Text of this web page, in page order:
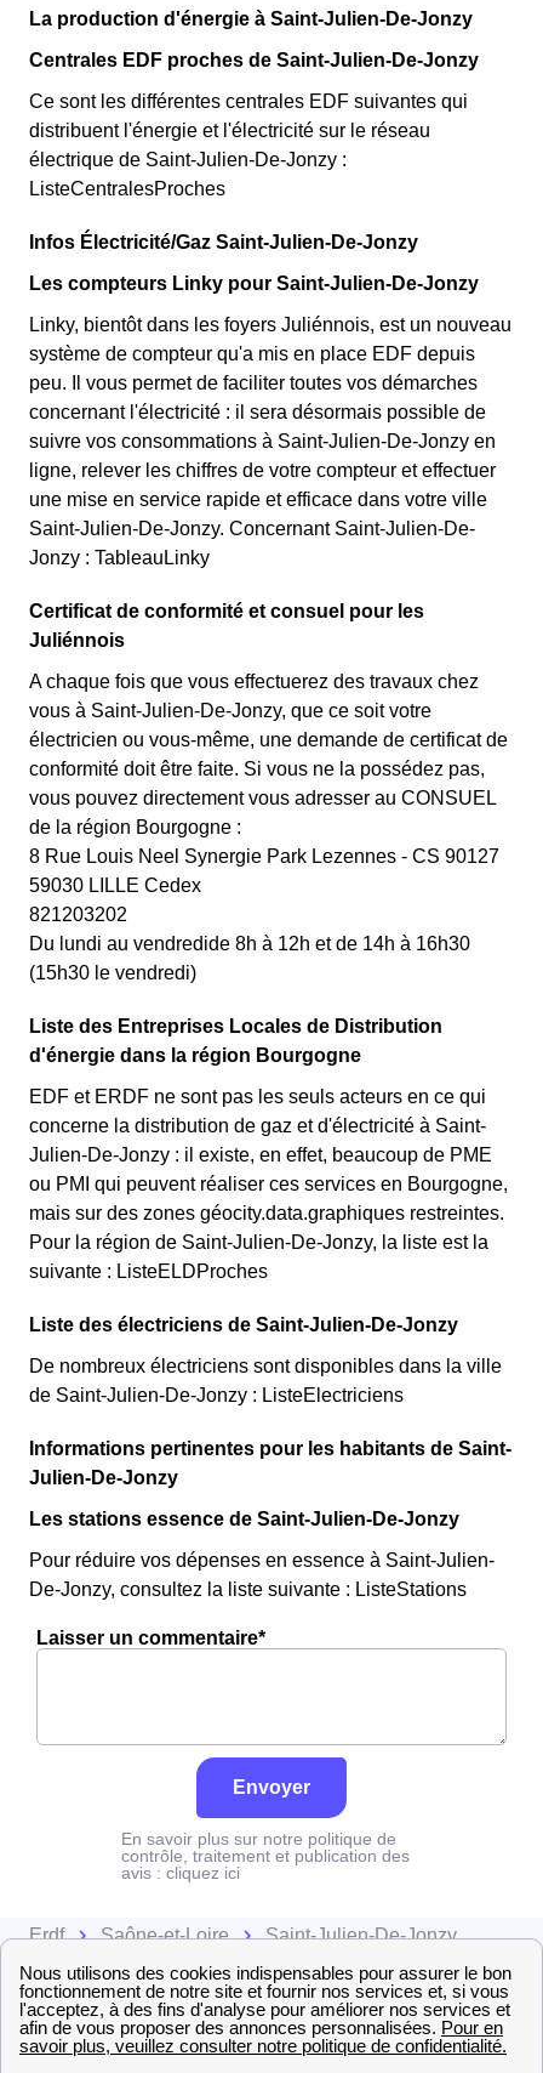
La production d'énergie à Saint-Julien-De-Jonzy
Centrales EDF proches de Saint-Julien-De-Jonzy
Ce sont les différentes centrales EDF suivantes qui
distribuent l'énergie et l'électricité sur le réseau
électrique de Saint-Julien-De-Jonzy :
ListeCentralesProches
Infos Électricité/Gaz Saint-Julien-De-Jonzy
Les compteurs Linky pour Saint-Julien-De-Jonzy
Linky, bientôt dans les foyers Juliénnois, est un nouveau
système de compteur qu'a mis en place EDF depuis
peu. Il vous permet de faciliter toutes vos démarches
concernant l'électricité : il sera désormais possible de
suivre vos consommations à Saint-Julien-De-Jonzy en
ligne, relever les chiffres de votre compteur et effectuer
une mise en service rapide et efficace dans votre ville
Saint-Julien-De-Jonzy. Concernant Saint-Julien-De-
Jonzy : TableauLinky
Certificat de conformité et consuel pour les
Juliénnois
A chaque fois que vous effectuerez des travaux chez
vous à Saint-Julien-De-Jonzy, que ce soit votre
électricien ou vous-même, une demande de certificat de
conformité doit être faite. Si vous ne la possédez pas,
vous pouvez directement vous adresser au CONSUEL
de la région Bourgogne :
8 Rue Louis Neel Synergie Park Lezennes - CS 90127
59030 LILLE Cedex
821203202
Du lundi au vendredide 8h à 12h et de 14h à 16h30
(15h30 le vendredi)
Liste des Entreprises Locales de Distribution
d'énergie dans la région Bourgogne
EDF et ERDF ne sont pas les seuls acteurs en ce qui
concerne la distribution de gaz et d'électricité à Saint-
Julien-De-Jonzy : il existe, en effet, beaucoup de PME
ou PMI qui peuvent réaliser ces services en Bourgogne,
mais sur des zones géocity.data.graphiques restreintes.
Pour la région de Saint-Julien-De-Jonzy, la liste est la
suivante : ListeELDProches
Liste des électriciens de Saint-Julien-De-Jonzy
De nombreux électriciens sont disponibles dans la ville
de Saint-Julien-De-Jonzy : ListeElectriciens
Informations pertinentes pour les habitants de Saint-
Julien-De-Jonzy
Les stations essence de Saint-Julien-De-Jonzy
Pour réduire vos dépenses en essence à Saint-Julien-
De-Jonzy, consultez la liste suivante : ListeStations
Laisser un commentaire*
Envoyer
En savoir plus sur notre politique de
contrôle, traitement et publication des
avis : cliquez ici
Erdf Saône-et-Loire Saint-Julien-De-Jonzy